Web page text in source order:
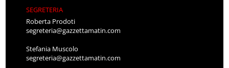
SEGRETERIA
Roberta Prodoti
segreteria@gazzettamatin.com
Stefania Muscolo
segreteria@gazzettamatin.com